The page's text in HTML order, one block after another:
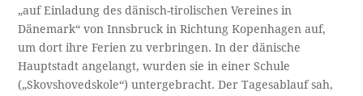
„auf Einladung des dänisch-tirolischen Vereines in
Dänemark“ von Innsbruck in Richtung Kopenhagen auf,
um dort ihre Ferien zu verbringen. In der dänische
Hauptstadt angelangt, wurden sie in einer Schule
(„Skovshovedskole“) untergebracht. Der Tagesablauf sah,